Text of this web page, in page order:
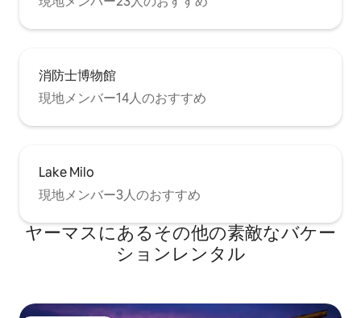
消防士博物館
現地メンバー14人のおすすめ
Lake Milo
現地メンバー3人のおすすめ
ヤーマスにあるその他の素敵なバケー
ションレンタル